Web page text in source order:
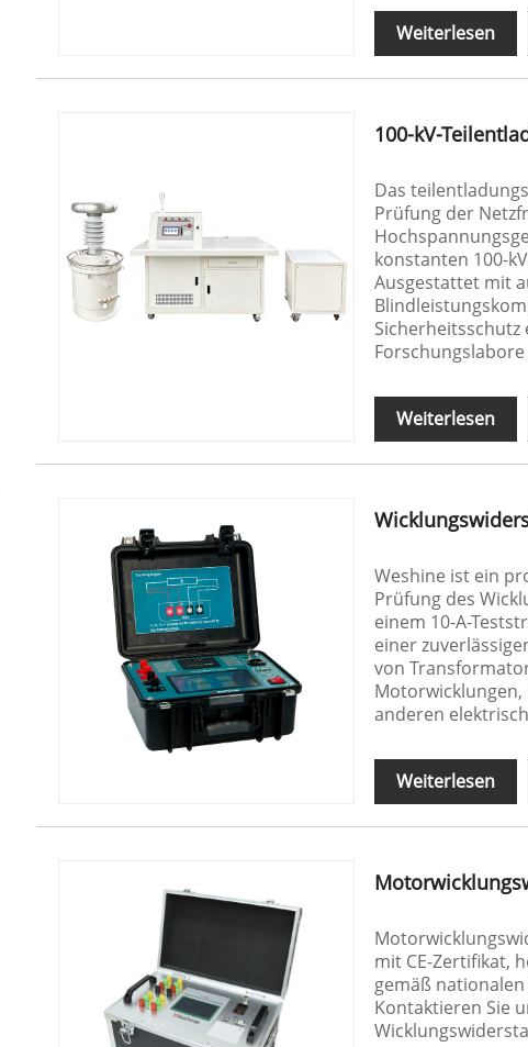
Weiterlesen
100-kV-
Das
Prüfung der
konstanten 100-
Ausgestattet mit
Sicherheitsschutz
Weiterlesen
Weshine ist ein
Prüfung des
einem 10-A-
einer
von
anderen
Weiterlesen
mit CE-Zertifikat,
gemäß
Kontaktieren Sie